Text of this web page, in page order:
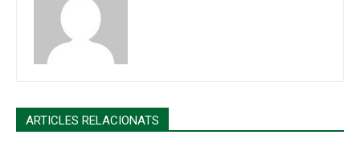
ARTICLES RELACIONATS